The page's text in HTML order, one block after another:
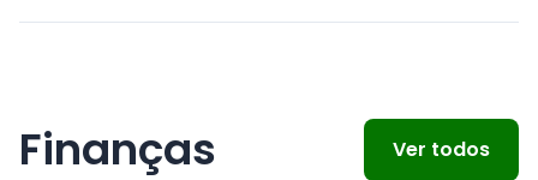
Finanças Ver todos